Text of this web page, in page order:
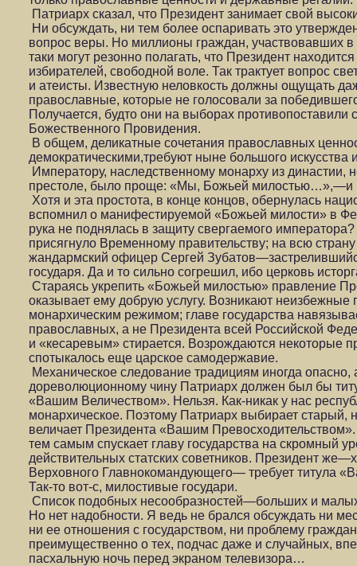
Патриарх сказал, что Президент занимает свой
Ни обсуждать, ни тем более оспаривать это
вопрос веры. Но миллионы граждан, участвовавших
таки могут резонно полагать, что Президент
избирателей, свободной воле. Так трактует вопрос
и атеисты. Известную неловкость должны ощущать
православные, которые не голосовали за
Получается, будто они на выборах противопоставили
Божественного Провидения.
В общем, деликатные сочетания православных
демократическими,требуют ныне большого искусства
Императору, наследственному монарху из династии,
престоле, было проще: «Мы, Божьей милостью…»,—и
Хотя и эта простота, в конце концов, обернулась
вспомнил о манифестируемой «Божьей милости» в
рука не поднялась в защиту свергаемого
присягнуло Временному правительству; на всю
жандармский офицер Сергей
государя. Да и то сильно согрешил, ибо церковь
Стараясь укрепить «Божьей милостью» правление
оказывает ему добрую услугу. Возникают неизбежные
монархическим режимом; главе государства
православных, а не Президента всей Российской
и «кесаревым» стирается. Возрождаются некоторые
спотыкалось еще царское самодержавие.
Механическое следование традициям иногда
дореволюционному чину Патриарх должен был бы
«Вашим Величеством». Нельзя. Как-никак у нас
монархическое. Поэтому Патриарх выбирает старый,
величает Президента «Вашим
тем самым спускает главу государства на скромный
действительных статских советников. Президент
Верховного Главнокомандующего— требует титула
Так-то вот-с, милостивые государи.
Список подобных несообразностей—больших и
Но нет надобности. Я ведь не брался обсуждать ни
ни ее отношения с государством, ни проблему
преимущественно о тех, подчас даже и случайных,
пасхальную ночь перед экраном телевизора…